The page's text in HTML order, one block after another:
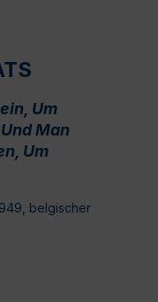
Um
Man
Um
belgischer